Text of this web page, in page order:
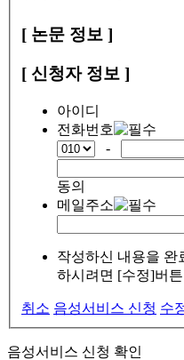
[ 논문 정보 ]
[ 신청자 정보 ]
아이디
전화번호
-
동의
메일주소
작성하신 내용을 완
하시려면 [수정]버
취소 음성서비스 신청 수
음성서비스 신청 확인